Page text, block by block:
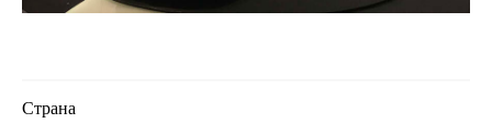
Страна